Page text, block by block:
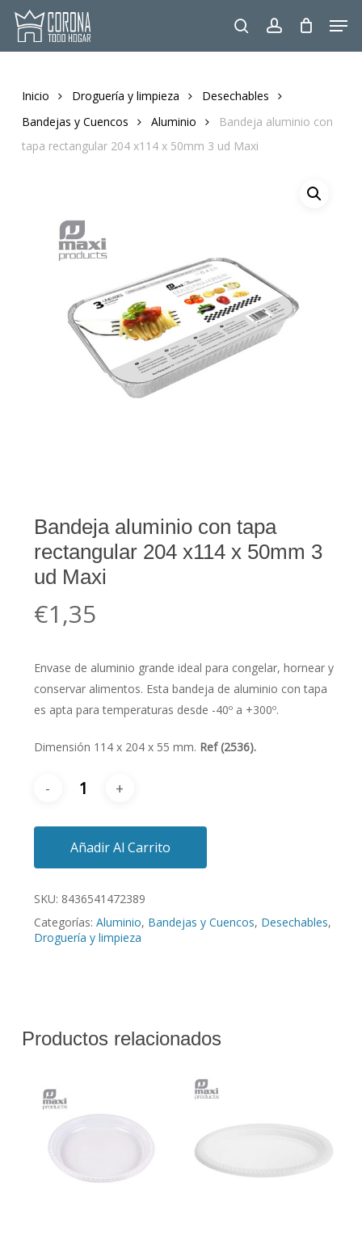
Skip
main
searchaccount
Inicio Droguería y limpieza
Desechables
Bandejas y Cuencos
Aluminio
Bandeja aluminio con
tapa rectangular 204 x114 x 50mm 3 ud Maxi
Bandeja aluminio con tapa
rectangular 204 x114 x 50mm 3
ud Maxi
€1,35
Envase de aluminio grande ideal para congelar, hornear y
conservar alimentos. Esta bandeja de aluminio con tapa
es apta para temperaturas desde -40º a +300º.
Dimensión 114 x 204 x 55 mm. Ref (2536).
Añadir Al Carrito
SKU: 8436541472389
Categorías: Aluminio, Bandejas y Cuencos, Desechables,
Droguería y limpieza
Productos relacionados